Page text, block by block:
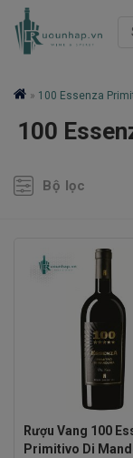
Skip
» 100 Essenza
100
Bộ lọc
Rượu Vang 100
Primitivo Di